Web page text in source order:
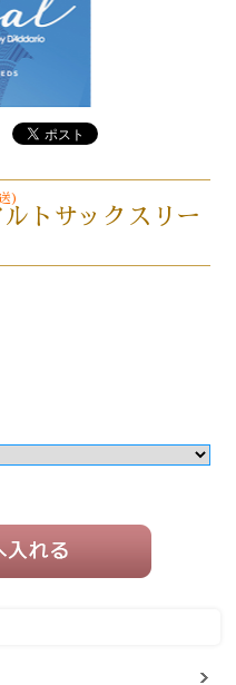
)
トサックスリー